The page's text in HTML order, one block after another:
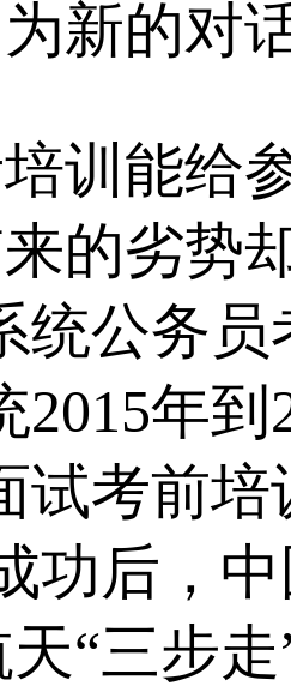
新的对话
能给参
的劣势
统公务
年到
试考前培
后，中
“三步